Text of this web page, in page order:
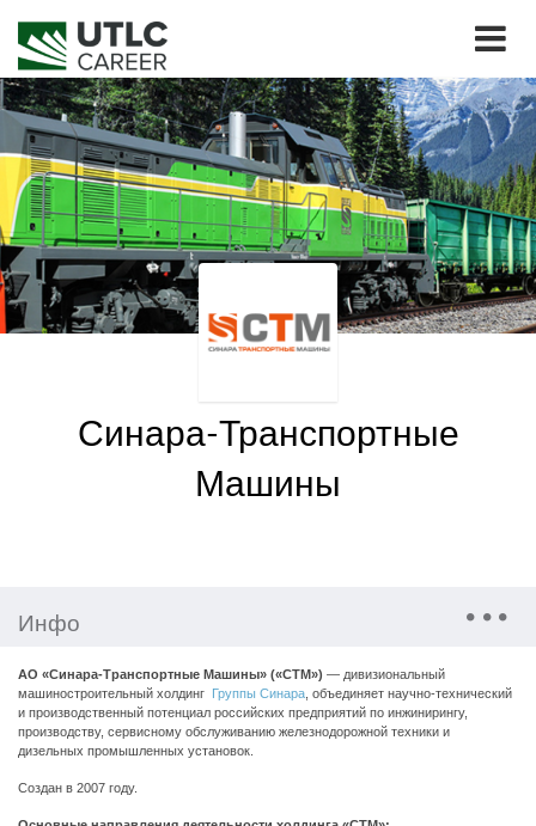
Синара-Транспортные
Машины
Инфо
АО «Синара-Транспортные Машины» («СТМ») — дивизиональный
машиностроительный холдинг Группы Синара , объединяет научно-технический
и производственный потенциал российских предприятий по инжинирингу,
производству, сервисному обслуживанию железнодорожной техники и
дизельных промышленных установок.
Создан в 2007 году.